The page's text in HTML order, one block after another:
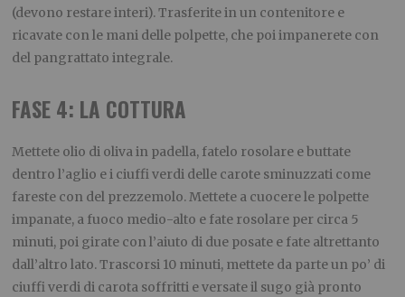
(devono restare interi). Trasferite in un contenitore e
ricavate con le mani delle polpette, che poi impanerete con
del pangrattato integrale.
FASE 4: LA COTTURA
Mettete olio di oliva in padella, fatelo rosolare e buttate
dentro l’aglio e i ciuffi verdi delle carote sminuzzati come
fareste con del prezzemolo. Mettete a cuocere le polpette
impanate, a fuoco medio-alto e fate rosolare per circa 5
minuti, poi girate con l’aiuto di due posate e fate altrettanto
dall’altro lato. Trascorsi 10 minuti, mettete da parte un po’ di
ciuffi verdi di carota soffritti e versate il sugo già pronto